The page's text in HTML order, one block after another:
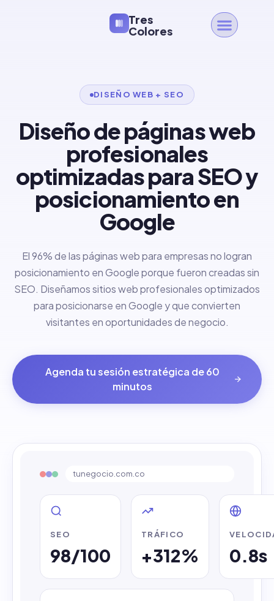
Tres
Colores
DISEÑO WEB + SEO
Diseño de páginas web
profesionales
optimizadas para SEO y
posicionamiento en
Google
El 96% de las páginas web para empresas no logran
posicionamiento en Google porque fueron creadas sin
SEO. Diseñamos sitios web profesionales optimizados
para posicionarse en Google y que convierten
visitantes en oportunidades de negocio.
Agenda tu sesión estratégica de 60
minutos
tunegocio.com.co
SEO
98/100
TRÁFICO
+312% 0.8s
Diseño de páginas web en